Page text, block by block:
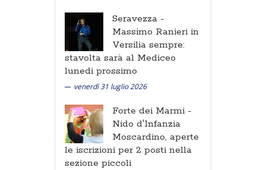
Seravezza -
Massimo Ranieri in
Versilia sempre:
stavolta sarà al Mediceo
lunedi prossimo
venerdì 31 luglio 2026
Forte dei Marmi -
Nido d'Infanzia
Moscardino, aperte
le iscrizioni per 2 posti nella
sezione piccoli